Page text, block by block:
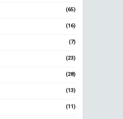
(65)
(16)
(7)
(23)
(28)
(13)
(11)